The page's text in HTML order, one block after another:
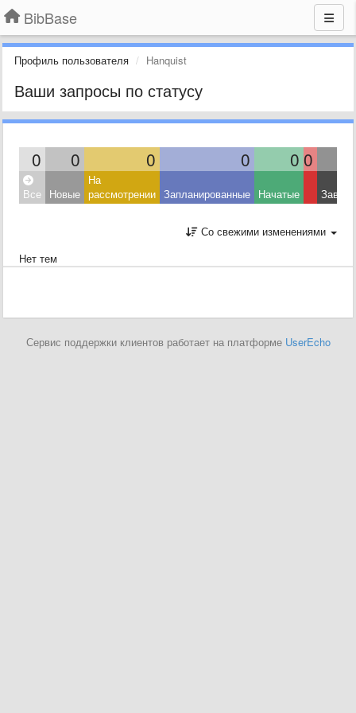
BibBase
Профиль пользователя Hanquist
Ваши запросы по статусу
0 0 0 0 0 0
Все Новые
На
рассмотрении Запланированные Начатые
Со свежими изменениями
Нет тем
Сервис поддержки клиентов работает на платформе UserEcho